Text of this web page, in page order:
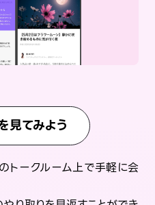
見てみよう
トークルーム上で手軽に会